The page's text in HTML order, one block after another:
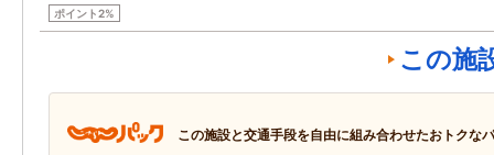
ポイント2%
この施
この施設と交通手段を自由に組み合わせたおトクな